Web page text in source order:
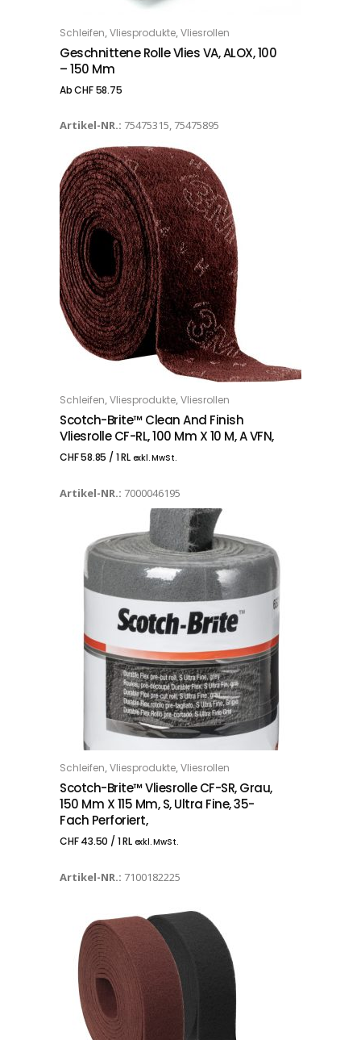
OPTIONS
Schleifen,Vliesprodukte,Vliesrollen
Geschnittene Rolle Vlies VA, ALOX, 100
– 150 Mm
AbCHF58.75
Artikel-NR.: 75475315, 75475895
IN DEN WARENKORB
Schleifen,Vliesprodukte,Vliesrollen
Scotch-Brite™ Clean And Finish
Vliesrolle CF-RL, 100 Mm X 10 M, A VFN,
CHF58.85 / 1 RL exkl. MwSt.
Artikel-NR.: 7000046195
IN DEN WARENKORB
Schleifen,Vliesprodukte,Vliesrollen
Scotch-Brite™ Vliesrolle CF-SR, Grau,
150 Mm X 115 Mm, S, Ultra Fine, 35-
Fach Perforiert,
CHF43.50 / 1 RL exkl. MwSt.
Artikel-NR.: 7100182225